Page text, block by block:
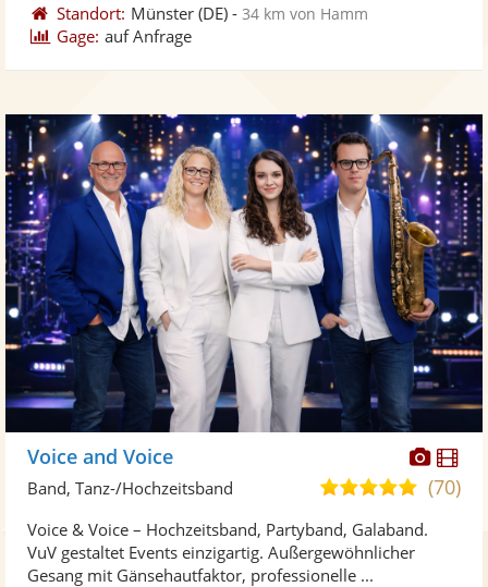
Standort: Münster (DE) -34 km von Hamm
Gage: auf Anfrage
Voice and Voice
5,0
5
(70)
Band, Tanz-/Hochzeitsband
Voice & Voice – Hochzeitsband, Partyband, Galaband.
VuV gestaltet Events einzigartig. Außergewöhnlicher
Gesang mit Gänsehautfaktor, professionelle ...